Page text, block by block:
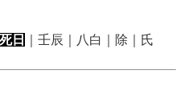
日 ｜壬辰｜八白｜除｜氏